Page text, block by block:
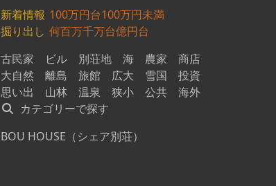
新着情報 100万円台100万円未満
掘り出し 何百万千万台億円台
古民家
ビル 別荘地 海 農家
商店
大自然
離島 旅館 広大 雪国
投資
思い出
山林 温泉 狭小 公共
海外
カテゴリーで探す
BOU HOUSE（シェア別荘）